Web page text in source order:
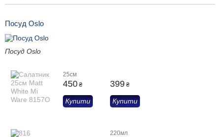
Посуд Oslo
Посуд Oslo
25см
450 ₴
Купити
399 ₴
Купити
220мл